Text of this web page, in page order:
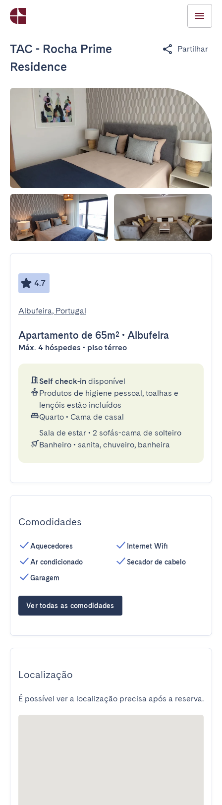
TAC - Rocha Prime
Residence
Partilhar
4.7
Albufeira, Portugal
Apartamento de 65m² • Albufeira
Máx. 4 hóspedes • piso térreo
Self check-in disponível
Produtos de higiene pessoal, toalhas e
lençóis estão incluídos
Quarto • Cama de casal
Sala de estar • 2 sofás-cama de solteiro
Banheiro • sanita, chuveiro, banheira
Comodidades
Aquecedores
Ar condicionado
Garagem
Internet Wifi
Secador de cabelo
Ver todas as comodidades
Localização
É possível ver a localização precisa após a reserva.